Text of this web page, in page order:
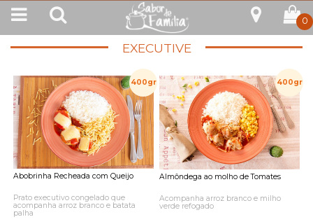
0
EXECUTIVE
400gr
Abobrinha Recheada com Queijo
Prato executivo congelado que
acompanha arroz branco e batata
palha
400gr
Almôndega ao molho de Tomates
Acompanha arroz branco e milho
verde refogado